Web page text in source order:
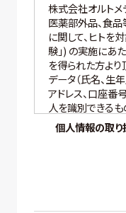
株式会社オルトメ
医薬部外品、食
に関して、ヒトを
験」) の実施にあ
を得られた方よ
データ（氏名、生
アドレス、口座番
人を識別できるも
り適切に取り扱い
当社では、個人
護管理者を任命
個人情報の取り